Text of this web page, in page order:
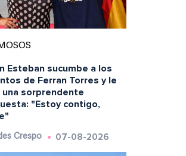
Esteban sucumbe a los
de Ferran Torres y le
una sorprendente
"Estoy contigo,
Crespo 07-08-2026